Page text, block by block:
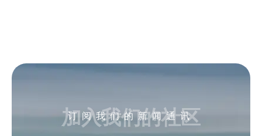
订阅我们的新闻通讯
加入我们的社区